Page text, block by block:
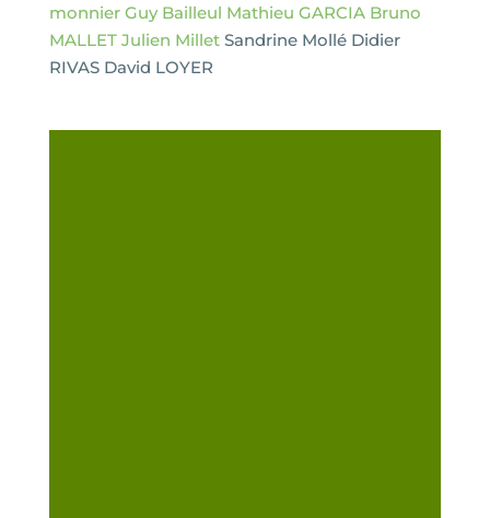
monnier Guy Bailleul Mathieu GARCIA Bruno
MALLET Julien MilletSandrine Mollé Didier
RIVAS David LOYER